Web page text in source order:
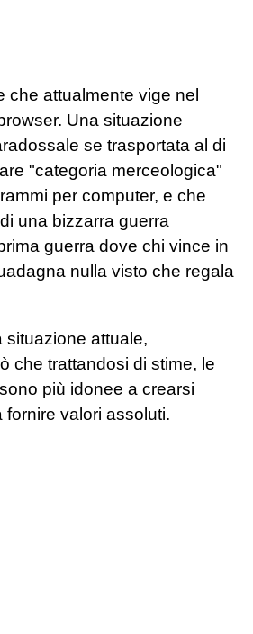
che attualmente vige nel
Una situazione
se trasportata al di
"categoria merceologica"
per computer, e che
una bizzarra guerra
guerra dove chi vince in
nulla visto che regala
situazione attuale,
che trattandosi di stime, le
più idonee a crearsi
valori assoluti.